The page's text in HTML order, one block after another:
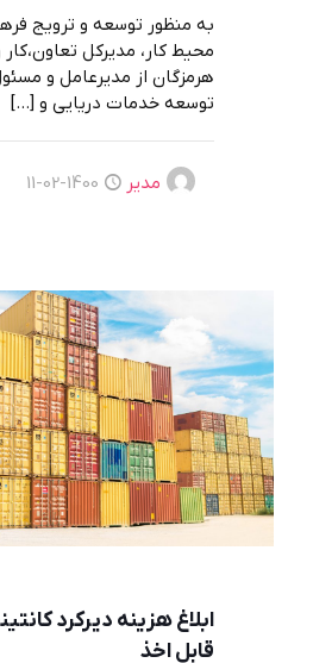
به ‌منظور توسعه و ترویج
محیط کار، مدیرکل تعاون،کار
هرمزگان از مدیرعامل و
توسعه خدمات دریایی و […]
مدیر 1400-02-11
ابلاغ هزينه ديركرد
قابل اخذ